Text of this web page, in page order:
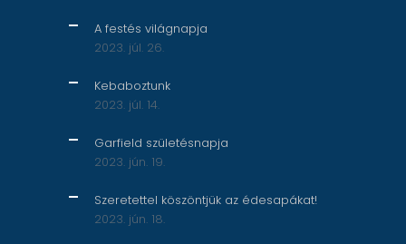
A festés világnapja
2023. júl. 26.
Kebaboztunk
2023. júl. 14.
Garfield születésnapja
2023. jún. 19.
Szeretettel köszöntjük az édesapákat!
2023. jún. 18.